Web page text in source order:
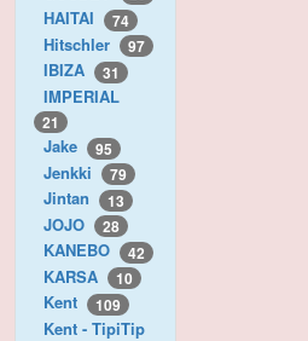
HAITAI 74
Hitschler 97
IBIZA 31
IMPERIAL
21
Jake 95
Jenkki 79
Jintan 13
JOJO 28
KANEBO 42
KARSA 10
Kent 109
Kent - TipiTip